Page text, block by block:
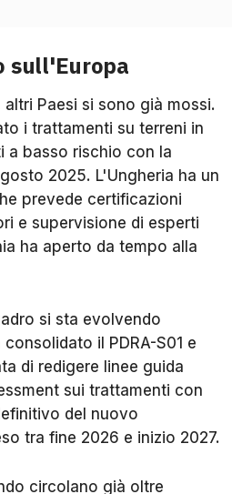
sull'Europa
Paesi si sono già mossi.
i trattamenti su terreni in
a basso rischio con la
2025. L'Ungheria ha un
prevede certificazioni
e supervisione di esperti
ha aperto da tempo alla
si sta evolvendo
il PDRA-S01 e
di redigere linee guida
sui trattamenti con
del nuovo
tra fine 2026 e inizio 2027.
circolano già oltre